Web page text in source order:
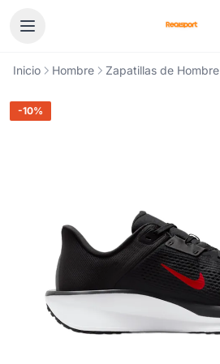
Inicio Hombre Zapatillas de Hombre
-10%